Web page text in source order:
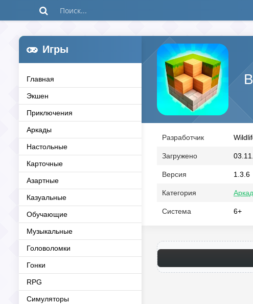
Игры
Главная
Экшен
Приключения
Аркады
Настольные
Карточные
Азартные
Казуальные
Обучающие
Музыкальные
Головоломки
Гонки
RPG
Симуляторы
Разработчик
Загружено
Версия 1.3.6
Категория
Система 6+